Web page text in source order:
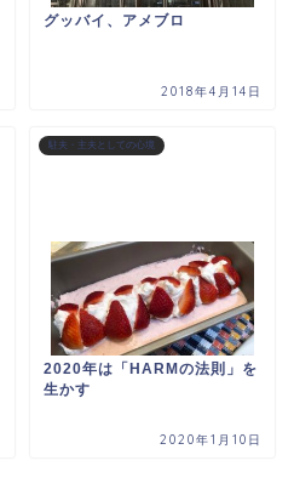
グッバイ、アメブロ
2018年4月14日
駐夫・主夫としての心境
2020年は「HARMの法則」を
生かす
2020年1月10日